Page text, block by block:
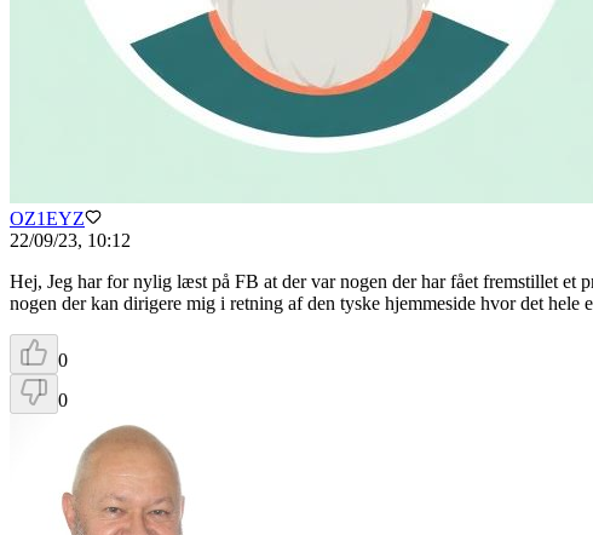
OZ1EYZ
22/09/23, 10:12
Hej, Jeg har for nylig læst på FB at der var nogen der har fået fremstillet et
nogen der kan dirigere mig i retning af den tyske hjemmeside hvor det hele
0
0